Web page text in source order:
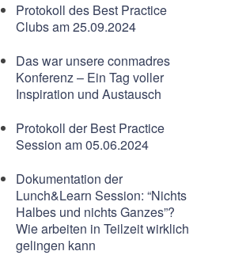
Protokoll des Best Practice
Clubs am 25.09.2024
Das war unsere conmadres
Konferenz – Ein Tag voller
Inspiration und Austausch
Protokoll der Best Practice
Session am 05.06.2024
Dokumentation der
Lunch&Learn Session: “Nichts
Halbes und nichts Ganzes”?
Wie arbeiten in Teilzeit wirklich
gelingen kann